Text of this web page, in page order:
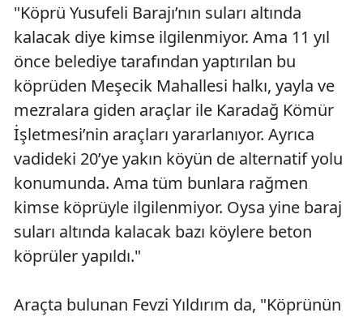
"Köprü Yusufeli Barajı’nın suları altında
kalacak diye kimse ilgilenmiyor. Ama 11 yıl
önce belediye tarafından yaptırılan bu
köprüden Meşecik Mahallesi halkı, yayla ve
mezralara giden araçlar ile Karadağ Kömür
İşletmesi’nin araçları yararlanıyor. Ayrıca
vadideki 20’ye yakın köyün de alternatif yolu
konumunda. Ama tüm bunlara rağmen
kimse köprüyle ilgilenmiyor. Oysa yine baraj
suları altında kalacak bazı köylere beton
köprüler yapıldı."
Araçta bulunan Fevzi Yıldırım da, "Köprünün